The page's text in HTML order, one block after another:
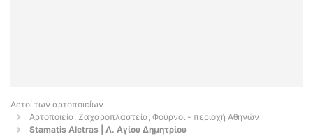
Αετοί των αρτοποιείων
Αρτοποιεία, Ζαχαροπλαστεία, Φούρνοι - περιοχή Αθηνών
Stamatis Aletras | Λ. Αγίου Δημητρίου